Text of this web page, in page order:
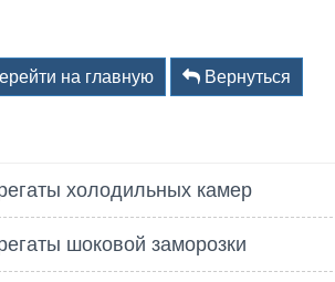
на главную Вернуться
холодильных камер
шоковой заморозки